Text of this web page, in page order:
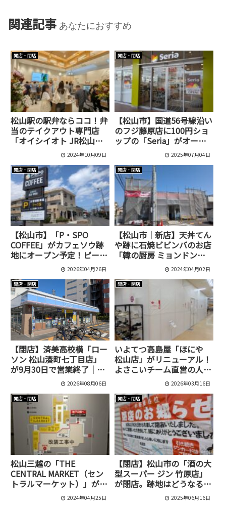
関連記事 あなたにおすすめ
開店・閉店
松山駅の駅弁ならココ！弁
当のテイクアウト専門店
「オイシイオト JR松山駅
店」が「だんだん通り」に
2024年10月09日
開店・閉店
【松山市】国道56号線沿い
のフジ藤原店に100円ショ
ップの「Seria」がオープ
2025年07月04日
開店・閉店
【松山市】「P・SPO
COFFEE」がカフェソウ跡
地にオープン予定！ピース
2026年04月26日
開店・閉店
【松山市｜新店】天丼てん
や跡に石焼ビビンバのお店
「韓の厨房 ミョンドンヤ
古川店」が4月17日にオー
2024年04月02日
開店・閉店
【閉店】済美高校横「ロー
ソン 松山湊町七丁目店」
が9月30日で営業終了｜最
終日は14時閉店2026年08月06日
開店・閉店
いよてつ高島屋「ほにや
松山店」がリニューアル！
よさこいチーム直営の人気
2026年03月16日
開店・閉店
松山三越の「THE
CENTRAL MARKET（セン
トラルマーケット）」が5
月12日に閉店するようです
[松山市/一番町]
2024年04月25日
開店・閉店
【閉店】松山市の「酒の大
型スーパー ジン 竹原店」
が閉店。跡地はどうなる？
市内の他店舗も紹介2025年06月16日